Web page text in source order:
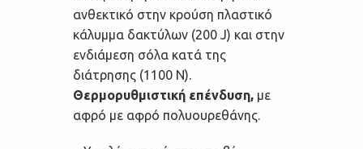
ανθεκτικό στην κρούση πλαστικό
κάλυμμα δακτύλων (200 J) και στην
ενδιάμεση σόλα κατά της
διάτρησης (1100 N).
Θερμορυθμιστική επένδυση, με
αφρό με αφρό πολυουρεθάνης.